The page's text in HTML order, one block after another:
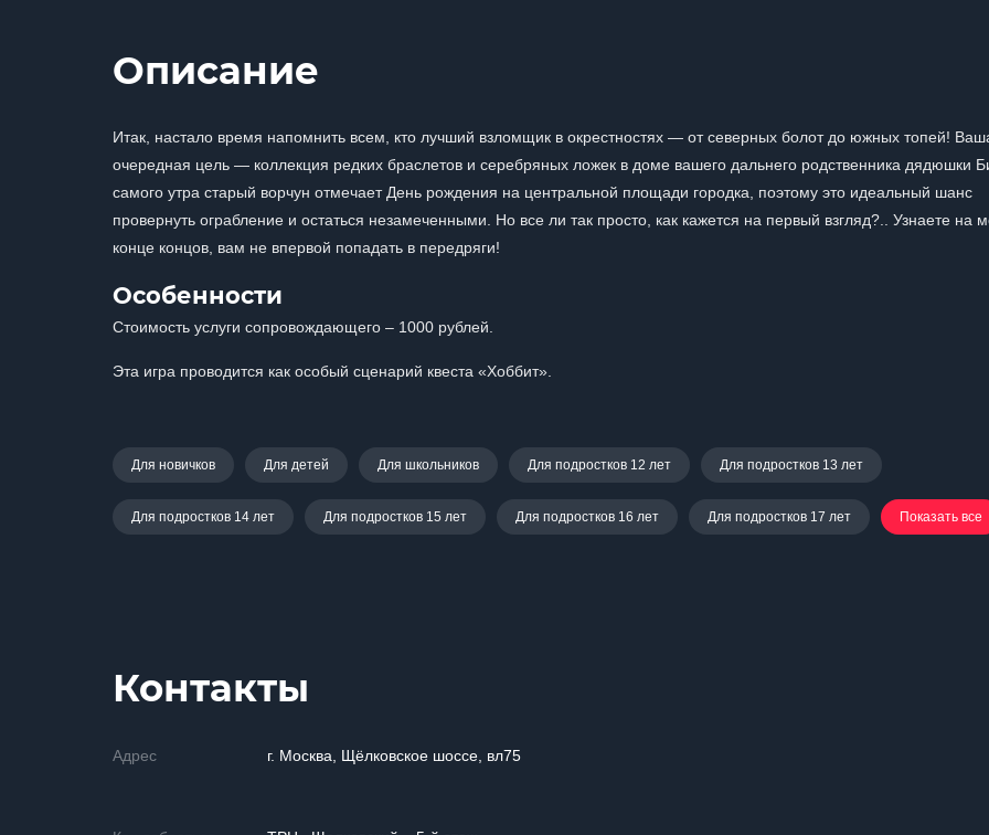
Описание
Итак, настало время напомнить всем, кто лучший взломщик в окрестностях — от северных болот до южных топей!
очередная цель — коллекция редких браслетов и серебряных ложек в доме вашего дальнего родственника дядюшки
самого утра старый ворчун отмечает День рождения на центральной площади городка, поэтому это идеальный шанс
провернуть ограбление и остаться незамеченными. Но все ли так просто, как кажется на первый взгляд?.. Узнаете на
конце концов, вам не впервой попадать в передряги!
Особенности
Стоимость услуги сопровождающего – 1000 рублей.
Эта игра проводится как особый сценарий квеста «Хоббит».
Для новичков Для детей Для школьников Для подростков 12 лет Для подростков 13 лет
Для подростков 14 лет Для подростков 15 лет Для подростков 16 лет Для подростков 17 лет Показать все
Контакты
Адрес г. Москва, Щёлковское шоссе, вл75